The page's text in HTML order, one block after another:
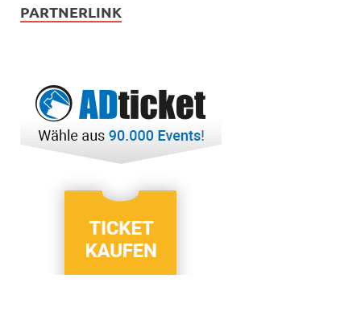
PARTNERLINK